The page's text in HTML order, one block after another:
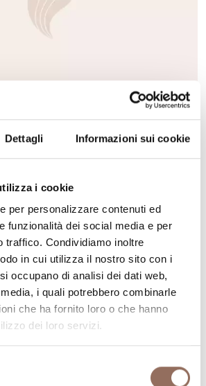
Dettagli Informazioni sui cookie
i cookie
per personalizzare contenuti ed
funzionalità dei social media e per
traffico. Condividiamo inoltre
in cui utilizza il nostro sito con i
occupano di analisi dei dati web,
i quali potrebbero combinarle
che ha fornito loro o che hanno
dei loro servizi.
18, Novello (CN)
-prenota@bikesquare.eu-
Scopri di più